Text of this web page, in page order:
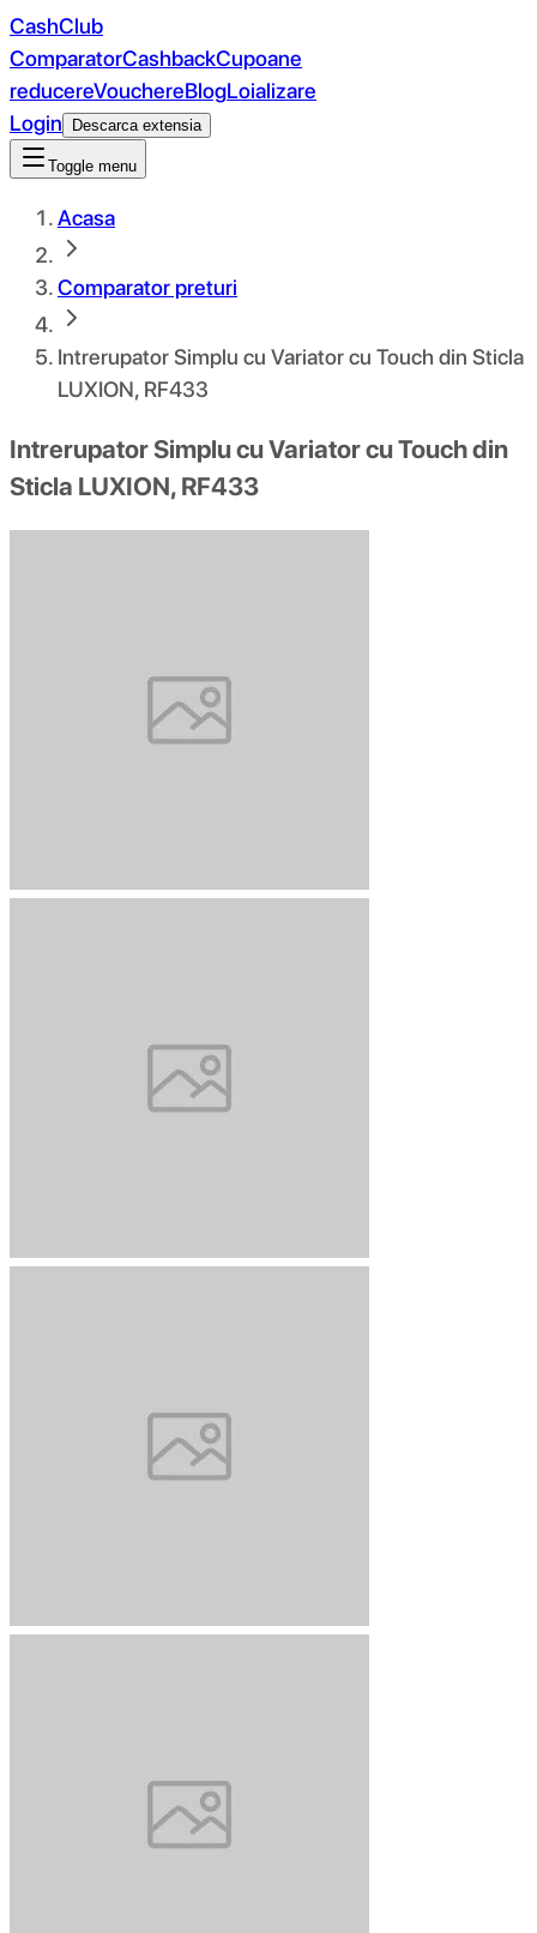
CashClub
ComparatorCashbackCupoane
reducereVouchereBlogLoializare
Login
Descarca extensia
Toggle menu
Acasa
Comparator preturi
Intrerupator Simplu cu Variator cu Touch din Sticla
LUXION, RF433
Intrerupator Simplu cu Variator cu Touch din
Sticla LUXION, RF433